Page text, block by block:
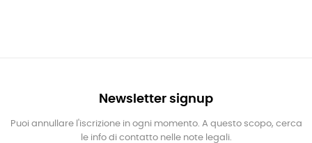
Newsletter signup
Puoi annullare l'iscrizione in ogni momento. A questo scopo, cerca
le info di contatto nelle note legali.